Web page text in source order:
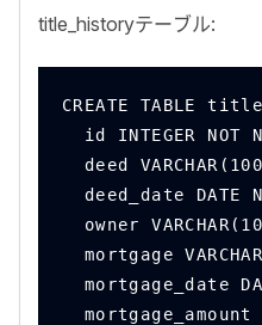
title_historyテーブル:
CREATE TABLE
id INTEGER NOT
deed
deed_date DATE
owner
mortgage
mortgage_date
mortgage_amount